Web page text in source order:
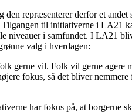
repræsenterer derfor et
til initiativerne i LA21
i samfundet. I LA21
valg i hverdagen:
gerne vil. Folk vil gerne agere
fokus, så det bliver
har fokus på, at borgerne